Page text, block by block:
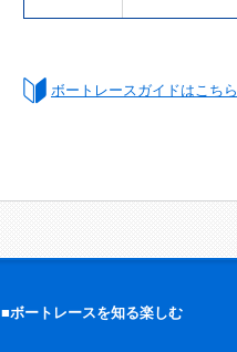
ボートレースガイドはこちら
■ボートレースを知る楽しむ